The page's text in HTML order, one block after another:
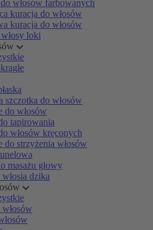
włosów farbowanych
kuracja do włosów
kuracja do włosów
loki
szczotka do włosów
do włosów
tapirowania
włosów kręconych
do strzyżenia włosów
masażu głowy
dzika